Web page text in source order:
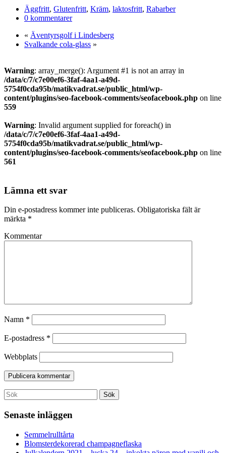
Äggfritt, Glutenfritt, Kräm, laktosfritt, Rabarber
0 kommentarer
« Äventyrsgolf i Lindesberg
Svalkande cola-glass »
Warning: array_merge(): Argument #1 is not an array in
/data/c/7/c7e00ef6-3faf-4aa1-a49d-
5754f0cda95b/matikvadrat.se/public_html/wp-
content/plugins/seo-facebook-comments/seofacebook.php on line
559
Warning: Invalid argument supplied for foreach() in
/data/c/7/c7e00ef6-3faf-4aa1-a49d-
5754f0cda95b/matikvadrat.se/public_html/wp-
content/plugins/seo-facebook-comments/seofacebook.php on line
561
Lämna ett svar
Din e-postadress kommer inte publiceras. Obligatoriska fält är
märkta *
Kommentar
Namn *
E-postadress *
Webbplats
Search
for:
Sök
Senaste inläggen
Semmelrulltårta
Blomsterdekorerad champagneflaska